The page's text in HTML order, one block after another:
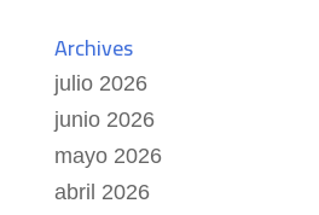
Archives
julio 2026
junio 2026
mayo 2026
abril 2026